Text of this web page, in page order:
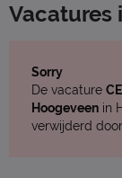
Vacatures
Sorry
De vacature
Hoogeveen in
verwijderd